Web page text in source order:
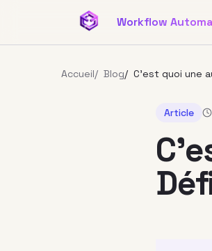
Aller au contenu principal
Workflow
Accueil/ Blog/ C’est quoi une
Article